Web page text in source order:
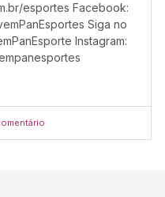
esportes Facebook:
Siga no
Instagram: